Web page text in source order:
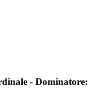
- Dominatore: